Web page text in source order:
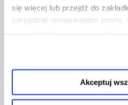
się więcej lub przejdź do
zarządzać ustawieniami strony.
akceptujesz przechowywanie
cookies.
Akceptuj
Bezpieczeństwo aplikacji
jednym z najważniejszych
mechanizmy ochrony
Właśnie w tym …
13. 5. 2026